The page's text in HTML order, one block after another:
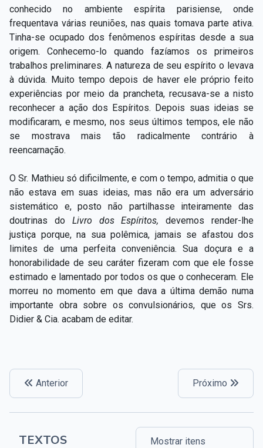
conhecido no ambiente espírita parisiense, onde
frequentava várias reuniões, nas quais tomava parte ativa.
Tinha-se ocupado dos fenômenos espíritas desde a sua
origem. Conhecemo-lo quando fazíamos os primeiros
trabalhos preliminares. A natureza de seu espírito o levava
à dúvida. Muito tempo depois de haver ele próprio feito
experiências por meio da prancheta, recusava-se a nisto
reconhecer a ação dos Espíritos. Depois suas ideias se
modificaram, e mesmo, nos seus últimos tempos, ele não
se mostrava mais tão radicalmente contrário à
reencarnação.
O Sr. Mathieu só dificilmente, e com o tempo, admitia o que
não estava em suas ideias, mas não era um adversário
sistemático e, posto não partilhasse inteiramente das
doutrinas do Livro dos Espíritos,devemos render-lhe
justiça porque, na sua polêmica, jamais se afastou dos
limites de uma perfeita conveniência. Sua doçura e a
honorabilidade de seu caráter fizeram com que ele fosse
estimado e lamentado por todos os que o conheceram. Ele
morreu no momento em que dava a última demão numa
importante obra sobre os convulsionários, que os Srs.
Didier & Cia. acabam de editar.
Anterior Próximo
TEXTOS Mostrar itens